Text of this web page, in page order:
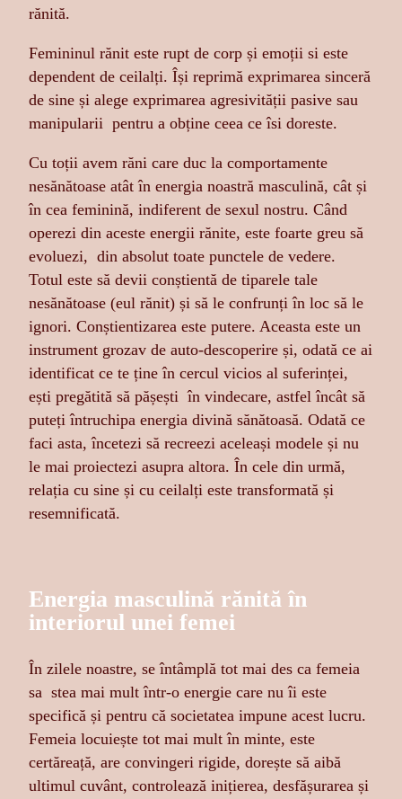
rănită.
Femininul rănit este rupt de corp și emoții si este
dependent de ceilalți. Își reprimă exprimarea sinceră
de sine și alege exprimarea agresivității pasive sau
manipularii pentru a obține ceea ce îsi doreste.
Cu toții avem răni care duc la comportamente
nesănătoase atât în ​​energia noastră masculină, cât și
în cea feminină, indiferent de sexul nostru. Când
operezi din aceste energii rănite, este foarte greu să
evoluezi, din absolut toate punctele de vedere.
Totul este să devii conștientă de tiparele tale
nesănătoase (eul rănit) și să le confrunți în loc să le
ignori. Conștientizarea este putere. Aceasta este un
instrument grozav de auto-descoperire și, odată ce ai
identificat ce te ține în cercul vicios al suferinței,
ești pregătită să pășești în vindecare, astfel încât să
puteți întruchipa energia divină sănătoasă. Odată ce
faci asta, încetezi să recreezi aceleași modele și nu
le mai proiectezi asupra altora. În cele din urmă,
relația cu sine și cu ceilalți este transformată și
resemnificată.
Energia masculină rănită în
interiorul unei femei
În zilele noastre, se întâmplă tot mai des ca femeia
sa stea mai mult într-o energie care nu îi este
specifică și pentru că societatea impune acest lucru.
Femeia locuiește tot mai mult în minte, este
certăreață, are convingeri rigide, dorește să aibă
ultimul cuvânt, controlează inițierea, desfășurarea și